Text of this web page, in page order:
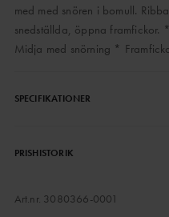
med med snören i bomull.
snedställda, öppna
Midja med snörning *
SPECIFIKATIONER
PRISHISTORIK
Art.nr. 3080366-0001